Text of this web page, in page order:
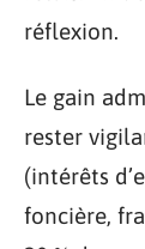
réflexion.
Le gain
rester
(intérêts
foncière,